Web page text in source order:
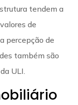
tendem a
de
percepção de
também são
ULI.